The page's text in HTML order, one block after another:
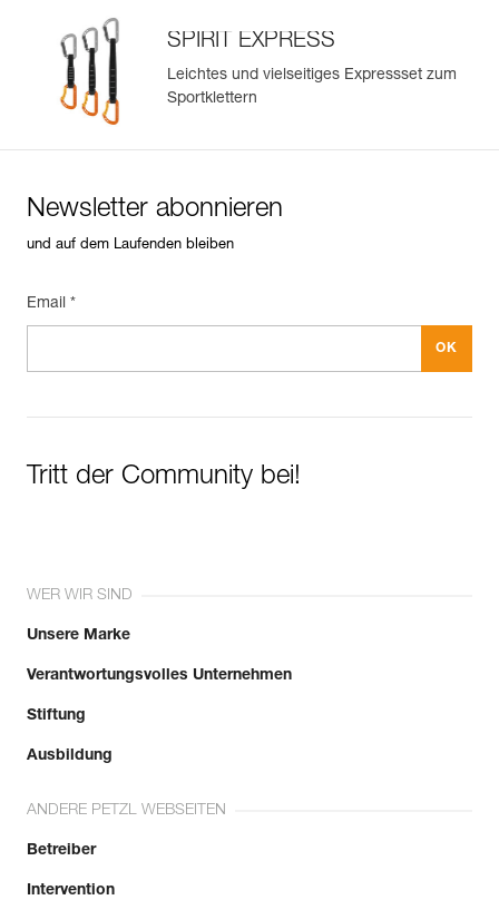
SPIRIT EXPRESS
Leichtes und vielseitiges Expressset zum
Sportklettern
Newsletter abonnieren
und auf dem Laufenden bleiben
Email *
Tritt der Community bei!
WER WIR SIND
Unsere Marke
Verantwortungsvolles Unternehmen
Stiftung
Ausbildung
ANDERE PETZL WEBSEITEN
Betreiber
Intervention